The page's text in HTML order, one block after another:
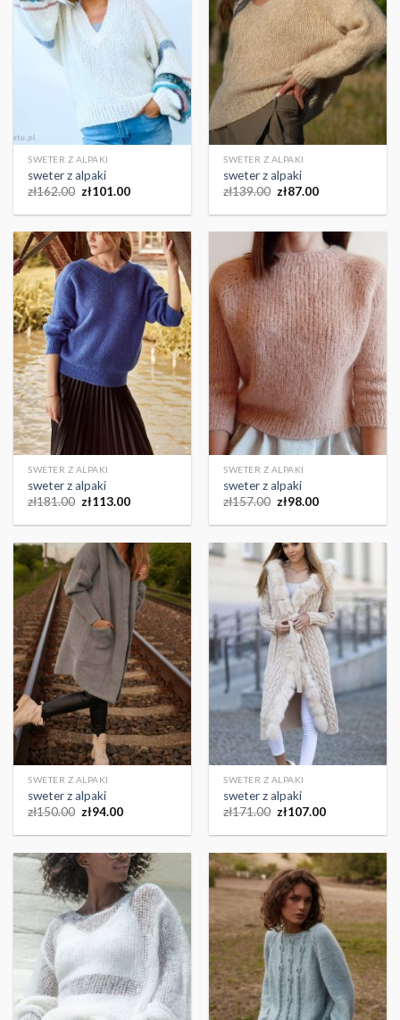
SWETER Z ALPAKI
sweter z alpaki
zł162.00 zł101.00
SWETER Z ALPAKI
sweter z alpaki
zł139.00 zł87.00
SWETER Z ALPAKI
sweter z alpaki
zł181.00 zł113.00
SWETER Z ALPAKI
sweter z alpaki
zł157.00 zł98.00
SWETER Z ALPAKI
sweter z alpaki
zł150.00 zł94.00
SWETER Z ALPAKI
sweter z alpaki
zł171.00 zł107.00